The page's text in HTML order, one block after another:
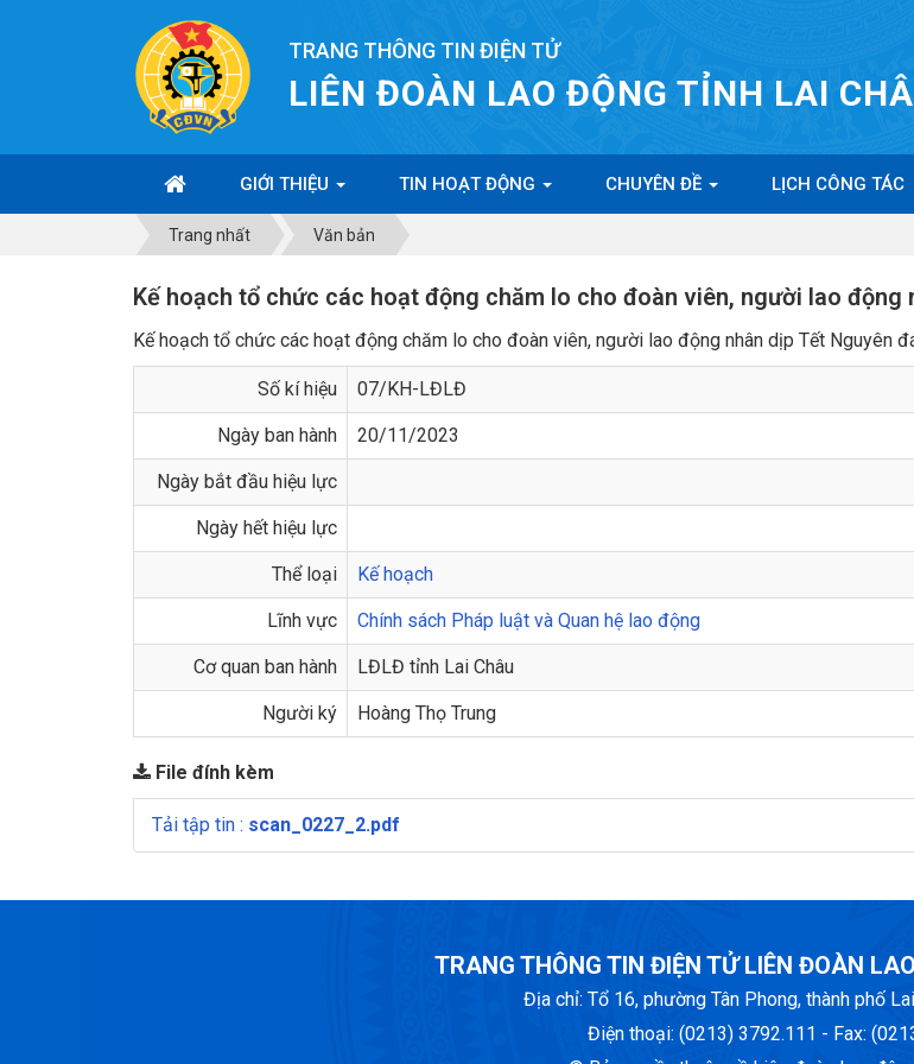
TRANG THÔNG TIN ĐIỆN TỬ
LIÊN ĐOÀN LAO ĐỘNG TỈNH LAI
GIỚI THIỆU TIN HOẠT ĐỘNG CHUYÊN ĐỀ LỊCH CÔNG TÁC
Trang nhất Văn bản
Kế hoạch tổ chức các hoạt động chăm lo cho đoàn viên, người lao động
Kế hoạch tổ chức các hoạt động chăm lo cho đoàn viên, người lao động nhân dịp Tết Nguyên
Số kí hiệu 07/KH-LĐLĐ
Ngày ban hành 20/11/2023
Ngày bắt đầu hiệu lực
Ngày hết hiệu lực
Thể loại Kế hoạch
Lĩnh vực Chính sách Pháp luật và Quan hệ lao động
Cơ quan ban hành LĐLĐ tỉnh Lai Châu
Người ký Hoàng Thọ Trung
File đính kèm
Tải tập tin : scan_0227_2.pdf
TRANG THÔNG TIN ĐIỆN TỬ LIÊN ĐOÀN
Địa chỉ: Tổ 16, phường Tân Phong, thành phố
Điện thoại: (0213) 3792.111 - Fax: